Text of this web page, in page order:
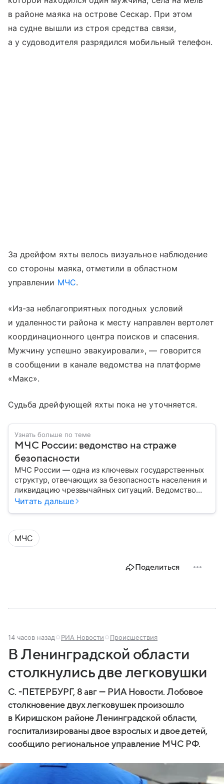
в районе маяка на острове Сескар. При этом
на судне вышли из строя средства связи,
а у судоводителя разрядился мобильный телефон.
За дрейфом яхты велось визуальное наблюдение
со стороны маяка, отметили в областном
управлении МЧС.
«Из-за неблагоприятных погодных условий
и удаленности района к месту направлен вертолет
координационного центра поисков и спасения.
Мужчину успешно эвакуировали», — говорится
в сообщении в канале ведомства на платформе
«Макс».
Судьба дрейфующей яхты пока не уточняется.
Узнать больше по теме
МЧС России: ведомство на страже
безопасности
МЧС России — одна из ключевых государственных
структур, отвечающих за безопасность населения и
ликвидацию чрезвычайных ситуаций. Ведомство
играет важную роль в защите граждан от
представляет собой МЧС, как оно устроено, какие
задачи выполняет и какую роль играет в
современной России.
Читать дальше
МЧС
Поделиться
14 часов назад РИА Новости Происшествия
В Ленинградской области
столкнулись две легковушки
С. -ПЕТЕРБУРГ, 8 авг — РИА Новости. Лобовое
столкновение двух легковушек произошло
в Киришском районе Ленинградской области,
госпитализированы двое взрослых и двое детей,
сообщило региональное управление МЧС РФ.